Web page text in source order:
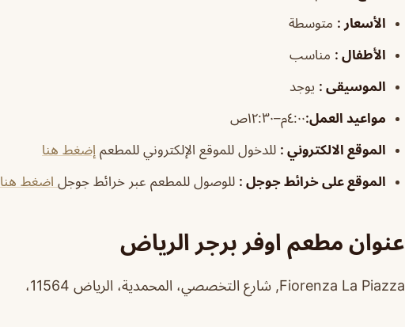
الأسعار : متوسطة
الأطفال : مناسب
الموسيقى : يوجد
مواعيد العمل:٤:٠٠م–١٢:٣٠ص
الموقع الالكتروني : للدخول للموقع الإلكتروني للمطعم إضغط هنا
الموقع على خرائط جوجل : للوصول للمطعم عبر خرائط جوجل اضغط هنا
عنوان مطعم اوفر برجر الرياض
Fiorenza La Piazza, شارع التخصصي، المحمدية، الرياض 11564،